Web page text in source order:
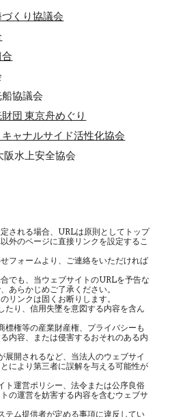
くり協議会
協議会
団 東京舟めぐり
ャナルサイド活性化協会
阪水上安全協会
される場合、URLは原則としてトップ
外のページに直接リンクを設定するこ
フォームより、ご連絡をいただければ
でも、当ウェブサイトのURLを予告な
あらかじめご了承ください。
リンクは固くお断りします。
たり、信用失墜を意図する内容を含ん
標権等の産業財産権、プライバシーも
内容、または侵害するおそれのある内
展開されるなど、当法人のウェブサイ
により第三者に誤解を与える可能性が
ト運営ポリシー、法令または公序良俗
の運営を妨害する内容を含むウェブサ
テム提供者が定める事項に違反してい